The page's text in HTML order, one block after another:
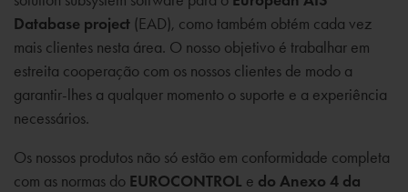
Database project (EAD), como também obtém cada vez
mais clientes nesta área. O nosso objetivo é trabalhar em
estreita cooperação com os nossos clientes de modo a
garantir-lhes a qualquer momento o suporte e a experiência
necessários.
Os nossos produtos não só estão em conformidade completa
com as normas do EUROCONTROL e do Anexo 4 da